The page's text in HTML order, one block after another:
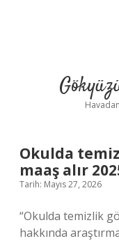
Okulda
maaş alır
Tarih: Mayıs 27, 2026
“Okulda temizlik
hakkında